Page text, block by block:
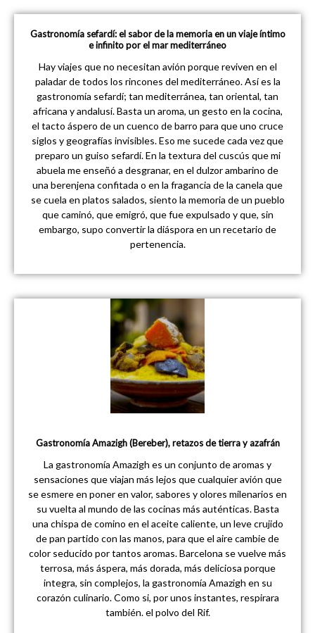
Gastronomía sefardí: el sabor de la memoria en un viaje íntimo
e infinito por el mar mediterráneo
Hay viajes que no necesitan avión porque reviven en el
paladar de todos los rincones del mediterráneo. Así es la
gastronomía sefardí; tan mediterránea, tan oriental, tan
africana y andalusí. Basta un aroma, un gesto en la cocina,
el tacto áspero de un cuenco de barro para que uno cruce
siglos y geografías invisibles. Eso me sucede cada vez que
preparo un guiso sefardí. En la textura del cuscús que mi
abuela me enseñó a desgranar, en el dulzor ambarino de
una berenjena confitada o en la fragancia de la canela que
se cuela en platos salados, siento la memoria de un pueblo
que caminó, que emigró, que fue expulsado y que, sin
embargo, supo convertir la diáspora en un recetario de
pertenencia.
Gastronomía Amazigh (Bereber), retazos de tierra y azafrán
La gastronomía Amazigh es un conjunto de aromas y
sensaciones que viajan más lejos que cualquier avión que
se esmere en poner en valor, sabores y olores milenarios en
su vuelta al mundo de las cocinas más auténticas. Basta
una chispa de comino en el aceite caliente, un leve crujido
de pan partido con las manos, para que el aire cambie de
color seducido por tantos aromas. Barcelona se vuelve más
terrosa, más áspera, más dorada, más deliciosa porque
integra, sin complejos, la gastronomía Amazigh en su
corazón culinario. Como si, por unos instantes, respirara
también. el polvo del Rif.